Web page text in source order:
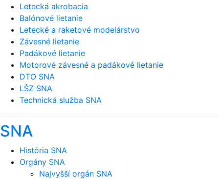
Letecká akrobacia
Balónové lietanie
Letecké a raketové modelárstvo
Závesné lietanie
Padákové lietanie
Motorové závesné a padákové lietanie
DTO SNA
LŠZ SNA
Technická služba SNA
SNA
História SNA
Orgány SNA
Najvyšší orgán SNA